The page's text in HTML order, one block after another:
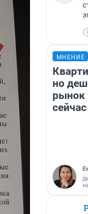
МНЕНИЕ
но
рынок